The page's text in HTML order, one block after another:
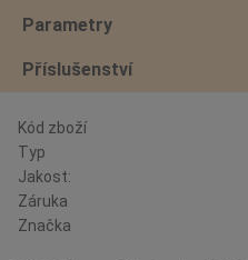
Parametry
Příslušenství
Kód zboží
Typ
Jakost:
Záruka
Značka